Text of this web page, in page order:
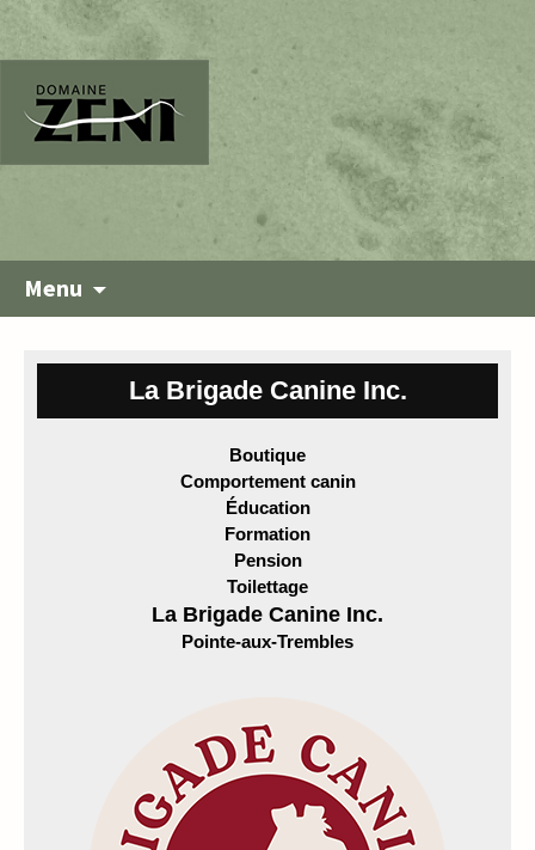
Menu
La Brigade Canine Inc.
Boutique
Comportement canin
Éducation
Formation
Pension
Toilettage
La Brigade Canine Inc.
Pointe-aux-Trembles